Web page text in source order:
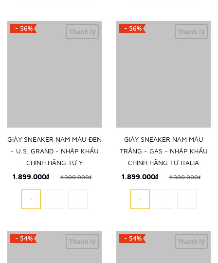
- 56% Thanh lý
GIÀY SNEAKER NAM MÀU ĐEN
- U.S. GRAND - NHẬP KHẨU
CHÍNH HÃNG TỪ Ý
1.899.000₫
4.300.000₫
- 56% Thanh lý
GIÀY SNEAKER NAM MÀU
TRẮNG - GAS - NHẬP KHẨU
CHÍNH HÃNG TỪ ITALIA
1.899.000₫
4.300.000₫
- 54% Thanh lý - 54% Thanh lý